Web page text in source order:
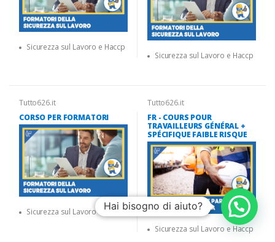
Hai bisogno di aiuto?
Sicurezza sul Lavoro e Haccp
Sicurezza sul Lavoro e Haccp
Tutto626.it
CORSO PER FORMATORI
Sicurezza sul Lavoro e Haccp
Tutto626.it
FR - COURS POUR
TRAVAILLEURS GÉNÉRAL +
SPÉCIFIQUE FAIBLE RISQUE
Sicurezza sul Lavoro e Haccp